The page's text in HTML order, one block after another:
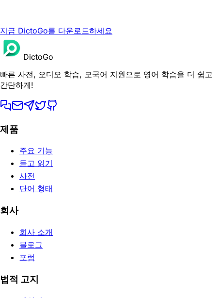
지금 DictoGo를 다운로드하세요
DictoGo
빠른 사전, 오디오 학습, 모국어 지원으로 영어 학습을 더 쉽고
간단하게!
제품
주요 기능
듣고 읽기
사전
단어 형태
회사
회사 소개
블로그
포럼
법적 고지